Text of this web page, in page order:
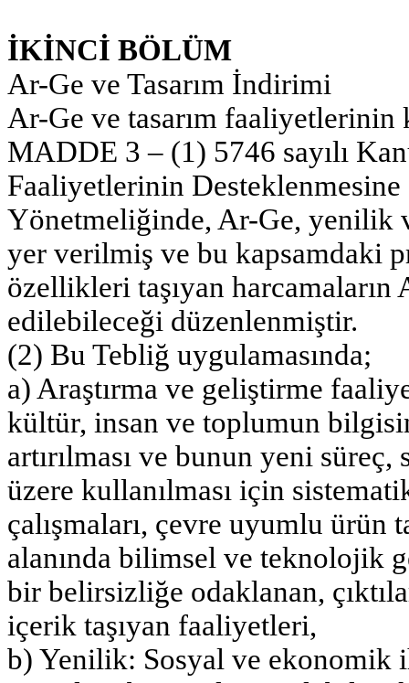
İKİNCİ BÖLÜM
Ar-Ge ve Tasarım İndirimi
Ar-Ge ve tasarım faaliyetlerinin
MADDE 3 – (1) 5746 sayılı
Faaliyetlerinin
Yönetmeliğinde, Ar-Ge, yenilik
yer verilmiş ve bu kapsamdaki
özellikleri taşıyan
edilebileceği düzenlenmiştir.
(2) Bu Tebliğ uygulamasında;
a) Araştırma ve geliştirme
kültür, insan ve toplumun
artırılması ve bunun yeni
üzere kullanılması için
çalışmaları, çevre uyumlu ürün
alanında bilimsel ve teknolojik
bir belirsizliğe odaklanan,
içerik taşıyan faaliyetleri,
b) Yenilik: Sosyal ve ekonomik